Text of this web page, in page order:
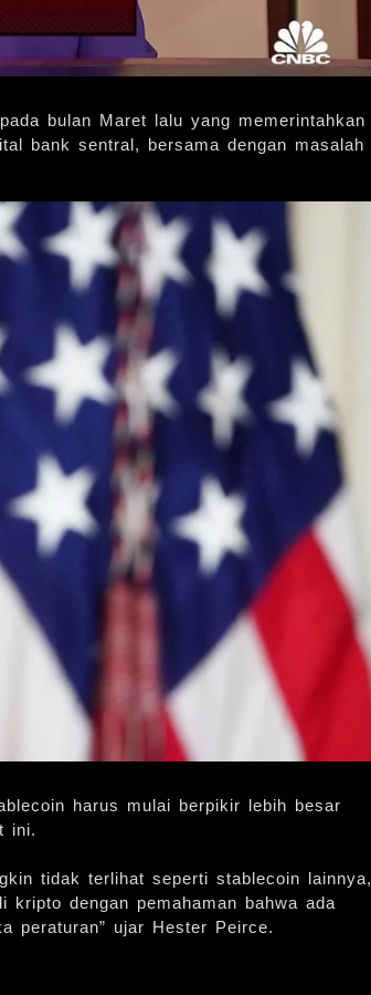
bulan Maret lalu yang memerintahkan
bank sentral, bersama dengan masalah
harus mulai berpikir lebih besar
ini.
tidak terlihat seperti stablecoin lainnya,
dengan pemahaman bahwa ada
peraturan” ujar Hester Peirce.